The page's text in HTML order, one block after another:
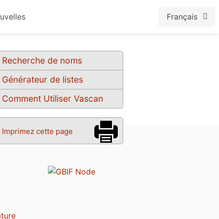
Français
Recherche de noms
Générateur de listes
Comment Utiliser Vascan
Imprimez cette page